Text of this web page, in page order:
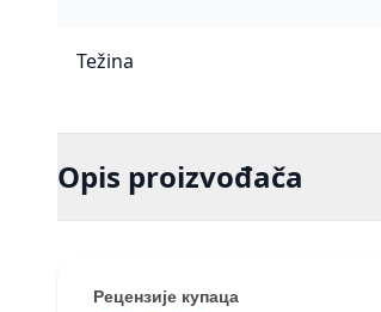
Težina
Opis proizvođača
Рецензије купаца